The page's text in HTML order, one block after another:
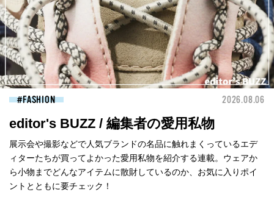
FASHION 2026.08.06
editor's BUZZ / 編集者の愛用私物
展示会や撮影などで人気ブランドの名品に触れまくっているエデ
ィターたちが買ってよかった愛用私物を紹介する連載。ウェアか
ら小物までどんなアイテムに散財しているのか、お気に入りポイ
ントとともに要チェック！